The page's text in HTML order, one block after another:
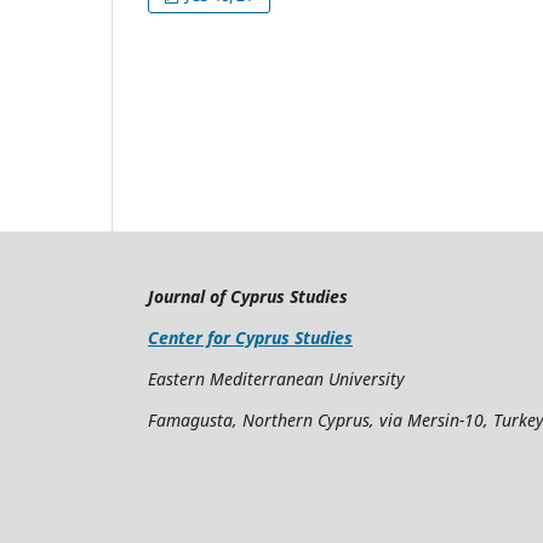
Journal of Cyprus Studies
Center for Cyprus Studies
Eastern Mediterranean University
Famagusta, Northern Cyprus, via Mersin-10, Turkey